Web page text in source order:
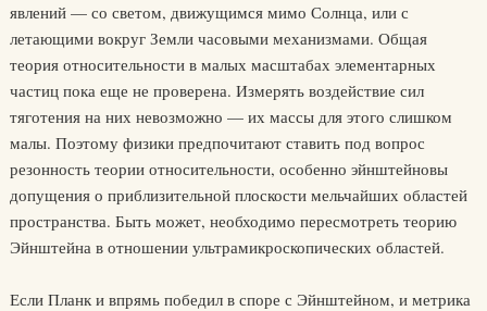
явлений — со светом, движущимся мимо Солнца, или с
летающими вокруг Земли часовыми механизмами. Общая
теория относительности в малых масштабах элементарных
частиц пока еще не проверена. Измерять воздействие сил
тяготения на них невозможно — их массы для этого слишком
малы. Поэтому физики предпочитают ставить под вопрос
резонность теории относительности, особенно эйнштейновы
допущения о приблизительной плоскости мельчайших областей
пространства. Быть может, необходимо пересмотреть теорию
Эйнштейна в отношении ультрамикроскопических областей.
Если Планк и впрямь победил в споре с Эйнштейном, и метрика